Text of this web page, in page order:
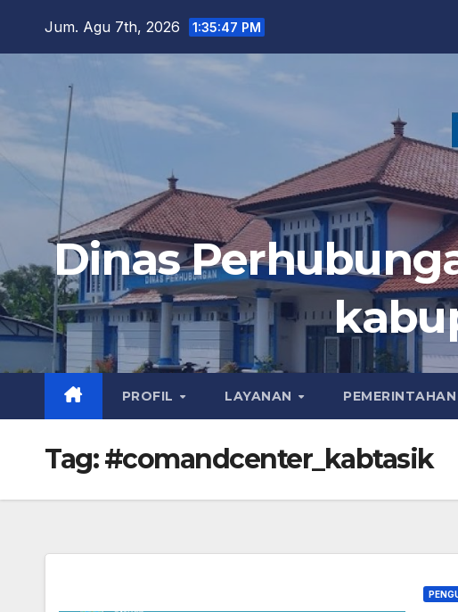
Jum. Agu 7th, 2026 1:35:48 PM
Dinas
PROFIL LAYANAN PEMERINTAHAN
Tag:#comandcenter_kabtasik